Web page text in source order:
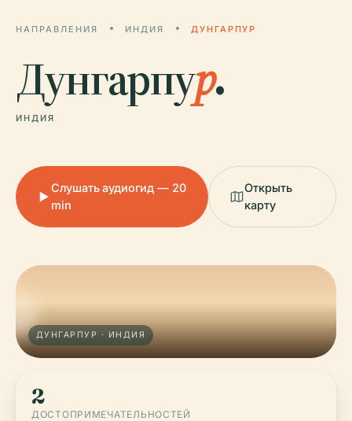
НАПРАВЛЕНИЯ ИНДИЯ ДУНГАРПУР
Дунгарпур.
ИНДИЯ
Слушать аудиогид — 20
min
Открыть
карту
ДУНГАРПУР · ИНДИЯ
2
ДОСТОПРИМЕЧАТЕЛЬНОСТЕЙ